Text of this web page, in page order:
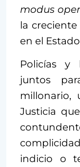
modus
la
en el
Policías y
juntos
millonario,
Justicia
indicio o